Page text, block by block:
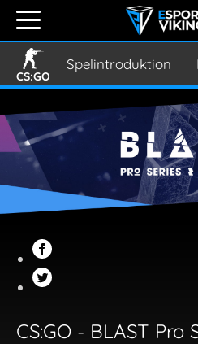
CS:GO
Spelintroduktion
CS:GO - BLAST Pro